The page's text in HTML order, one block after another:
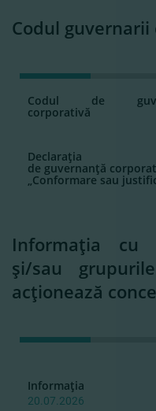
Codul
Codul de
corporativă
Declaraţia
de guvernanţă
„Conformare sau
Informaţia cu
şi/sau
acţionează
Informaţia
20.07.2026